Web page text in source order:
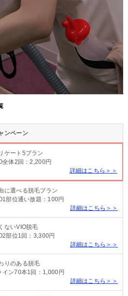
ンペーン
ケート5プラン
全体2回：2,200円
詳細はこちら＞＞
に選べる脱毛プラン
部位通い放題：100円
詳細はこちら＞＞
ないVIO脱毛
部位1回：3,300円
詳細はこちら＞＞
りのある脱毛
イン70本1回：1,000円
詳細はこちら＞＞